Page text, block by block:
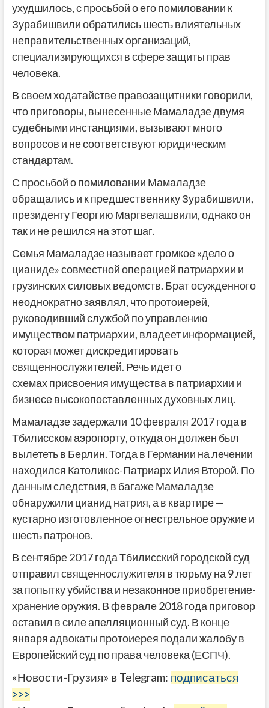
ухудшилось, с просьбой о его помиловании к
Зурабишвили обратились шесть влиятельных
неправительственных организаций,
специализирующихся в сфере защиты прав
человека.
В своем ходатайстве правозащитники говорили,
что приговоры, вынесенные Мамаладзе двумя
судебными инстанциями, вызывают много
вопросов и не соответствуют юридическим
стандартам.
С просьбой о помиловании Мамаладзе
обращались и к предшественнику Зурабишвили,
президенту Георгию Маргвелашвили, однако он
так и не решился на этот шаг.
Семья Мамаладзе называет громкое «дело о
цианиде» совместной операцией патриархии и
грузинских силовых ведомств. Брат осужденного
неоднократно заявлял, что протоиерей,
руководивший службой по управлению
имуществом патриархии, владеет информацией,
которая может дискредитировать
священнослужителей. Речь идет о
схемах присвоения имущества в патриархии и
бизнесе высокопоставленных духовных лиц.
Мамаладзе задержали 10 февраля 2017 года в
Тбилисском аэропорту, откуда он должен был
вылететь в Берлин. Тогда в Германии на лечении
находился Католикос-Патриарх Илия Второй. По
данным следствия, в багаже Мамаладзе
обнаружили цианид натрия, а в квартире —
кустарно изготовленное огнестрельное оружие и
шесть патронов.
В сентябре 2017 года Тбилисский городской суд
отправил священнослужителя в тюрьму на 9 лет
за попытку убийства и незаконное приобретение-
хранение оружия. В феврале 2018 года приговор
оставил в силе апелляционный суд. В конце
января адвокаты протоиерея подали жалобу в
Европейский суд по права человека (ЕСПЧ).
«Новости-Грузия» в Telegram: подписаться
>>>